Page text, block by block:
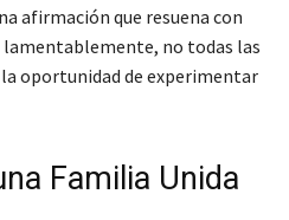
afirmación que resuena con
lamentablemente, no todas las
oportunidad de experimentar
Familia Unida